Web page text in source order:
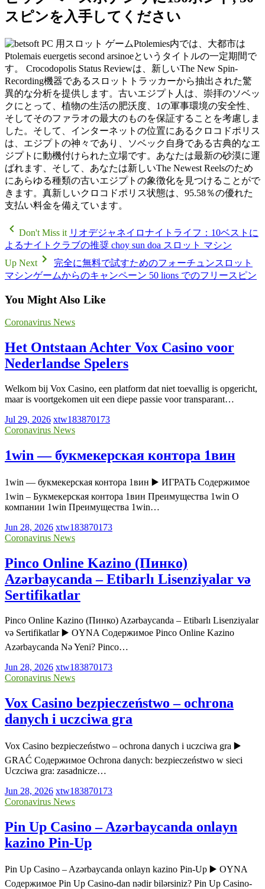
スピンを入手してください
Ptolemies内では、大都市は
Ptolemais euergetis second arsinoeというタイトルの一定期間で
す。 Crocodopolis Status Reviewは、新しいThe New Spin-
Recording機器であるスロットトラッカーから抽出された驚
異的な分析を提供します。古いエジプト人は、崇拝のソベッ
クにとって、植物の生活の肥沃度、1の軍事環境の安全性、
そしてそのファラオの最大のものを保証することを考慮しま
した。そして、インターネットの位置にあるクロコドポリス
は、エジプトの神々であり、ソベック自身である古典的なエ
ジプトに動機付けられた立場です。あなたは最新の砂漠に運
ばれます、そして、あなたは新しいThe Newest Reelsのため
にあらゆる種類の古いエジプトの象徴化を見つけることがで
きます。真新しいクロコドポリス状態は、95.58％の優れた
支払い料金を備えています。
Don't Miss it リオデジャネイロナイトライフ：10ベストに
よるナイトクラブの推奨 choy sun doa スロット マシン
Up Next
完全に無料で試すためのフォーチュンスロット
マシンゲームからのキャンペーン 50 lions でのフリースピン
You Might Also Like
Coronavirus News
Het Ontstaan Achter Vox Casino voor
Nederlandse Spelers
Welkom bij Vox Casino, een platform dat niet toevallig is opgericht,
maar is voortgekomen uit een diepe passie voor transparant…
Jul 29, 2026 xtw183870173
Coronavirus News
1win — букмекерская контора 1вин
1win — букмекерская контора 1вин ▶️ ИГРАТЬ Содержимое
1win – Букмекерская контора 1вин Преимущества 1win О
компании 1win Преимущества 1win…
Jun 28, 2026 xtw183870173
Coronavirus News
Pinco Online Kazino (Пинко)
Azərbaycanda – Etibarlı Lisenziyalar və
Sertifikatlar
Pinco Online Kazino (Пинко) Azərbaycanda – Etibarlı Lisenziyalar
və Sertifikatlar ▶️ OYNA Содержимое Pinco Online Kazino
Azərbaycanda Nə Yeni? Pinco…
Jun 28, 2026 xtw183870173
Coronavirus News
Vox Casino bezpieczeństwo – ochrona
danych i uczciwa gra
Vox Casino bezpieczeństwo – ochrona danych i uczciwa gra ▶️
GRAĆ Содержимое Ochrona danych: bezpieczeństwo w sieci
Uczciwa gra: zasadnicze…
Jun 28, 2026 xtw183870173
Coronavirus News
Pin Up Casino – Azərbaycanda onlayn
kazino Pin-Up
Pin Up Casino – Azərbaycanda onlayn kazino Pin-Up ▶️ OYNA
Содержимое Pin Up Casino-dan nədir bilərsiniz? Pin Up Casino-